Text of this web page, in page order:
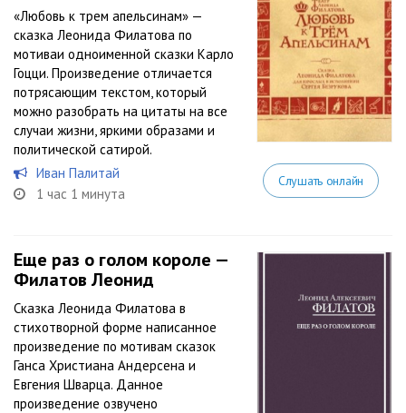
«Любовь к трем апельсинам» —
сказка Леонида Филатова по
мотиваи одноименной сказки Карло
Гоцци. Произведение отличается
потрясающим текстом, который
можно разобрать на цитаты на все
случаи жизни, яркими образами и
политической сатирой.
Иван Палитай
1 час 1 минута
Слушать онлайн
Еще раз о голом короле —
Филатов Леонид
Сказка Леонида Филатова в
стихотворной форме написанное
произведение по мотивам сказок
Ганса Христиана Андерсена и
Евгения Шварца. Данное
произведение озвучено